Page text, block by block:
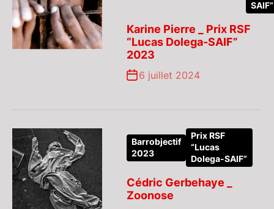
SAIF”
Karine Pierre _ Prix RSF
“Lucas Dolega-SAIF”
2023
6 juillet 2024
Barrobjectif
2023
Prix RSF
“Lucas
Dolega-SAIF”
Cédric Gerbehaye _
Zoonose